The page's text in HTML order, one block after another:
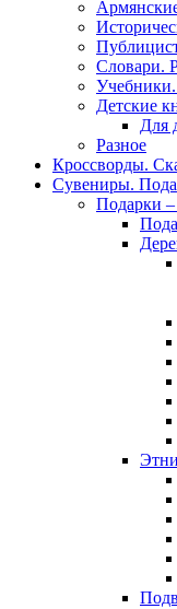
Словари.
Детские
Для
Разное
Кроссворды.
Сувениры.
Подарки